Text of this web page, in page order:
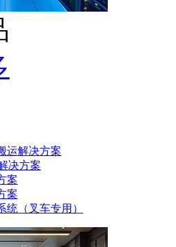
运解决方案
决方案
案
案
统（叉车专用）